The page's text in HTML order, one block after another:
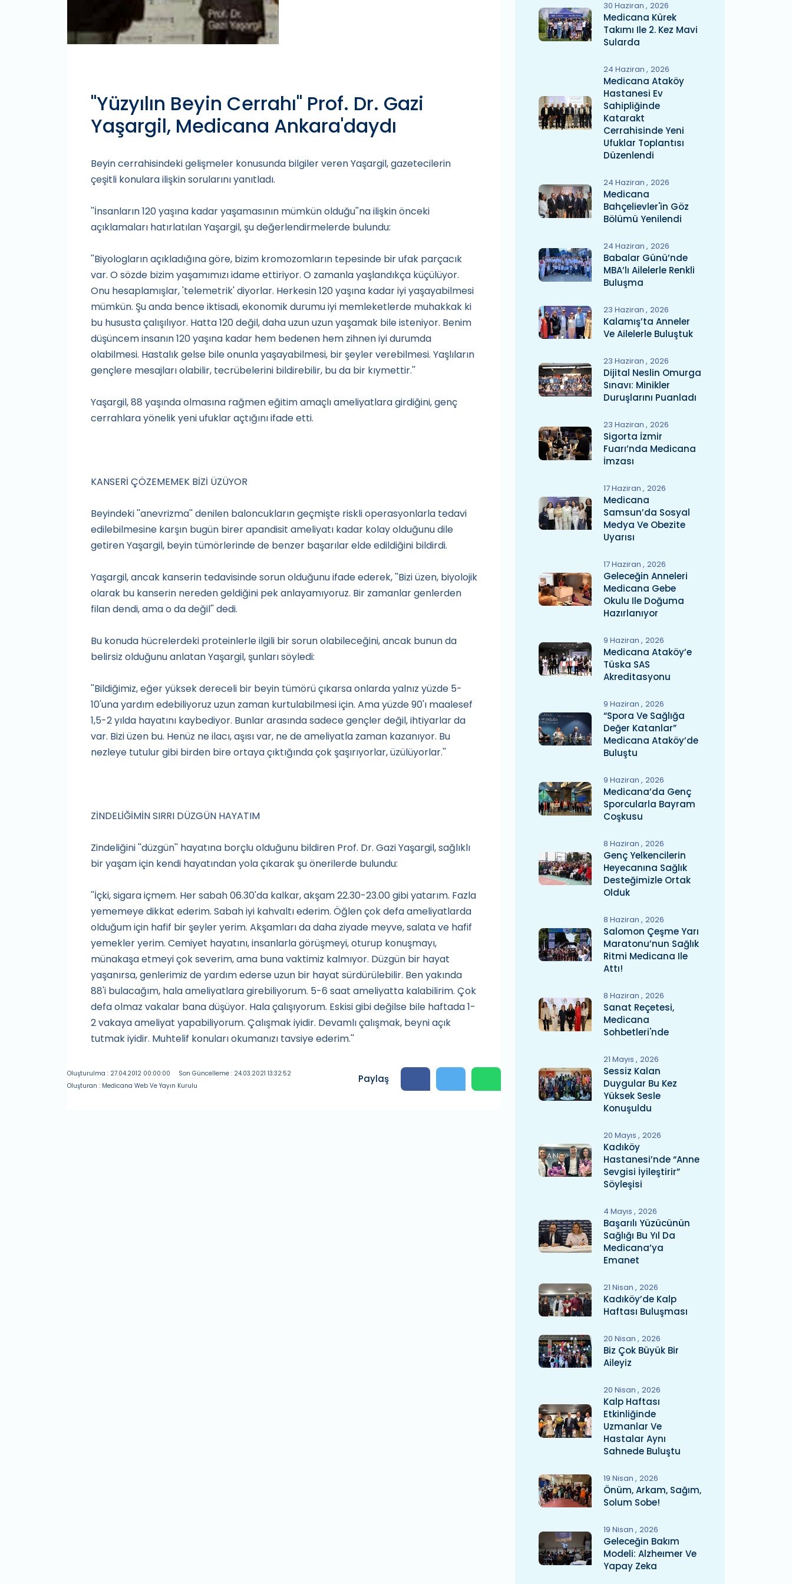
"Yüzyılın Beyin Cerrahı" Prof. Dr. Gazi
Yaşargil, Medicana Ankara'daydı
Beyin cerrahisindeki gelişmeler konusunda bilgiler veren Yaşargil, gazetecilerin
çeşitli konulara ilişkin sorularını yanıtladı.
''İnsanların 120 yaşına kadar yaşamasının mümkün olduğu''na ilişkin önceki
açıklamaları hatırlatılan Yaşargil, şu değerlendirmelerde bulundu:
''Biyologların açıkladığına göre, bizim kromozomların tepesinde bir ufak parçacık
var. O sözde bizim yaşamımızı idame ettiriyor. O zamanla yaşlandıkça küçülüyor.
Onu hesaplamışlar, 'telemetrik' diyorlar. Herkesin 120 yaşına kadar iyi yaşayabilmesi
mümkün. Şu anda bence iktisadi, ekonomik durumu iyi memleketlerde muhakkak ki
bu hususta çalışılıyor. Hatta 120 değil, daha uzun uzun yaşamak bile isteniyor. Benim
düşüncem insanın 120 yaşına kadar hem bedenen hem zihnen iyi durumda
olabilmesi. Hastalık gelse bile onunla yaşayabilmesi, bir şeyler verebilmesi. Yaşlıların
gençlere mesajları olabilir, tecrübelerini bildirebilir, bu da bir kıymettir.''
Yaşargil, 88 yaşında olmasına rağmen eğitim amaçlı ameliyatlara girdiğini, genç
cerrahlara yönelik yeni ufuklar açtığını ifade etti.
KANSERİ ÇÖZEMEMEK BİZİ ÜZÜYOR
Beyindeki ''anevrizma'' denilen baloncukların geçmişte riskli operasyonlarla tedavi
edilebilmesine karşın bugün birer apandisit ameliyatı kadar kolay olduğunu dile
getiren Yaşargil, beyin tümörlerinde de benzer başarılar elde edildiğini bildirdi.
Yaşargil, ancak kanserin tedavisinde sorun olduğunu ifade ederek, ''Bizi üzen, biyolojik
olarak bu kanserin nereden geldiğini pek anlayamıyoruz. Bir zamanlar genlerden
filan dendi, ama o da değil'' dedi.
Bu konuda hücrelerdeki proteinlerle ilgili bir sorun olabileceğini, ancak bunun da
belirsiz olduğunu anlatan Yaşargil, şunları söyledi:
''Bildiğimiz, eğer yüksek dereceli bir beyin tümörü çıkarsa onlarda yalnız yüzde 5-
10'una yardım edebiliyoruz uzun zaman kurtulabilmesi için. Ama yüzde 90'ı maalesef
1,5-2 yılda hayatını kaybediyor. Bunlar arasında sadece gençler değil, ihtiyarlar da
var. Bizi üzen bu. Henüz ne ilacı, aşısı var, ne de ameliyatla zaman kazanıyor. Bu
nezleye tutulur gibi birden bire ortaya çıktığında çok şaşırıyorlar, üzülüyorlar.''
ZİNDELİĞİMİN SIRRI DÜZGÜN HAYATIM
Zindeliğini ''düzgün'' hayatına borçlu olduğunu bildiren Prof. Dr. Gazi Yaşargil, sağlıklı
bir yaşam için kendi hayatından yola çıkarak şu önerilerde bulundu:
''İçki, sigara içmem. Her sabah 06.30'da kalkar, akşam 22.30-23.00 gibi yatarım. Fazla
yememeye dikkat ederim. Sabah iyi kahvaltı ederim. Öğlen çok defa ameliyatlarda
olduğum için hafif bir şeyler yerim. Akşamları da daha ziyade meyve, salata ve hafif
yemekler yerim. Cemiyet hayatını, insanlarla görüşmeyi, oturup konuşmayı,
münakaşa etmeyi çok severim, ama buna vaktimiz kalmıyor. Düzgün bir hayat
yaşanırsa, genlerimiz de yardım ederse uzun bir hayat sürdürülebilir. Ben yakında
88'i bulacağım, hala ameliyatlara girebiliyorum. 5-6 saat ameliyatta kalabilirim. Çok
defa olmaz vakalar bana düşüyor. Hala çalışıyorum. Eskisi gibi değilse bile haftada 1-
2 vakaya ameliyat yapabiliyorum. Çalışmak iyidir. Devamlı çalışmak, beyni açık
tutmak iyidir. Muhtelif konuları okumanızı tavsiye ederim.''
Oluşturulma : 27.04.2012 00:00:00
Son Güncelleme : 24.03.2021 13:32:52
Oluşturan : Medicana Web Ve Yayın Kurulu
Paylaş
30 Haziran 2026
Medicana Kürek
Takımı Ile 2. Kez Mavi
Sularda
24 Haziran 2026
Medicana Ataköy
Hastanesi Ev
Sahipliğinde
Katarakt
Cerrahisinde Yeni
Ufuklar Toplantısı
Düzenlendi
24 Haziran 2026
Medicana
Bahçelievler'in Göz
Bölümü Yenilendi
24 Haziran 2026
Babalar Günü’nde
MBA’lı Ailelerle Renkli
Buluşma
23 Haziran 2026
Kalamış’ta Anneler
Ve Ailelerle Buluştuk
23 Haziran 2026
Dijital Neslin Omurga
Sınavı: Minikler
Duruşlarını Puanladı
23 Haziran 2026
Sigorta İzmir
Fuarı’nda Medicana
İmzası
17 Haziran 2026
Medicana
Samsun’da Sosyal
Medya Ve Obezite
Uyarısı
17 Haziran 2026
Geleceğin Anneleri
Medicana Gebe
Okulu Ile Doğuma
Hazırlanıyor
9 Haziran 2026
Medicana Ataköy’e
Tüska SAS
Akreditasyonu
9 Haziran 2026
“Spora Ve Sağlığa
Değer Katanlar”
Medicana Ataköy’de
Buluştu
9 Haziran 2026
Medicana’da Genç
Sporcularla Bayram
Coşkusu
8 Haziran 2026
Genç Yelkencilerin
Heyecanına Sağlık
Desteğimizle Ortak
Olduk
8 Haziran 2026
Salomon Çeşme Yarı
Maratonu’nun Sağlık
Ritmi Medicana Ile
Attı!
8 Haziran 2026
Sanat Reçetesi,
Medicana
Sohbetleri'nde
21 Mayıs 2026
Sessiz Kalan
Duygular Bu Kez
Yüksek Sesle
Konuşuldu
20 Mayıs 2026
Kadıköy
Hastanesi’nde “Anne
Sevgisi İyileştirir”
Söyleşisi
4 Mayıs 2026
Başarılı Yüzücünün
Sağlığı Bu Yıl Da
Medicana’ya
Emanet
21 Nisan 2026
Kadıköy’de Kalp
Haftası Buluşması
20 Nisan 2026
Biz Çok Büyük Bir
Aileyiz
20 Nisan 2026
Kalp Haftası
Etkinliğinde
Uzmanlar Ve
Hastalar Aynı
Sahnede Buluştu
19 Nisan 2026
Önüm, Arkam, Sağım,
Solum Sobe!
19 Nisan 2026
Geleceğin Bakım
Modeli: Alzheımer Ve
Yapay Zeka